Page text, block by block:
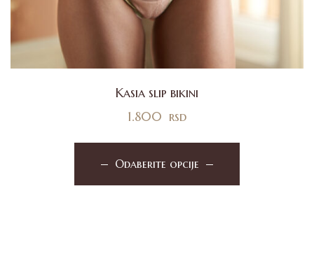
Kasia slip bikini
1.800 rsd
Odaberite opcije